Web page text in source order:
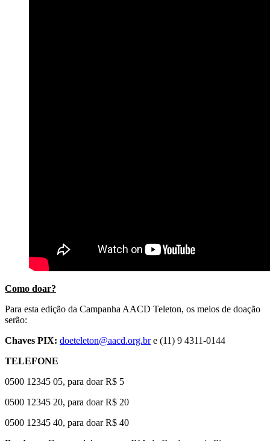
Como doar?
Para esta edição da Campanha AACD Teleton, os meios de doação
serão:
Chaves PIX: doeteleton@aacd.org.bre (11) 9 4311-0144
TELEFONE
0500 12345 05, para doar R$ 5
0500 12345 20, para doar R$ 20
0500 12345 40, para doar R$ 40